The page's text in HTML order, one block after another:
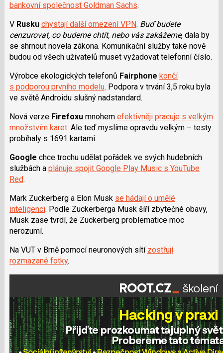
bankovní společnost Goldman Sachs.
V Rusku chystají další omezení VPN. Buď budete
cenzurovat, co budeme chtít, nebo vás zakážeme, dala by
se shrnout novela zákona. Komunikační služby také nově
budou od všech uživatelů muset vyžadovat telefonní číslo.
Výrobce ekologických telefonů Fairphone končí
s podporou prvního modelu. Podpora v trvání 3,5 roku byla
ve světě Androidu slušný nadstandard.
Nová verze Firefoxumnohem efektivněji pracuje s velkým
množstvím karet. Ale teď myslíme opravdu velkým – testy
probíhaly s 1691 kartami.
Google chce trochu udělat pořádek ve svých hudebních
službách a plánuje spojit Google Play Music s YouTube
Red.
Mark Zuckerberg a Elon Musk se hádají o umělé
inteligenci. Podle Zuckerberga Musk šíří zbytečné obavy,
Musk zase tvrdí, že Zuckerberg problematice moc
nerozumí.
Na VUT v Brně pomocí neuronových sítí zostřují
rozmazané fotky.